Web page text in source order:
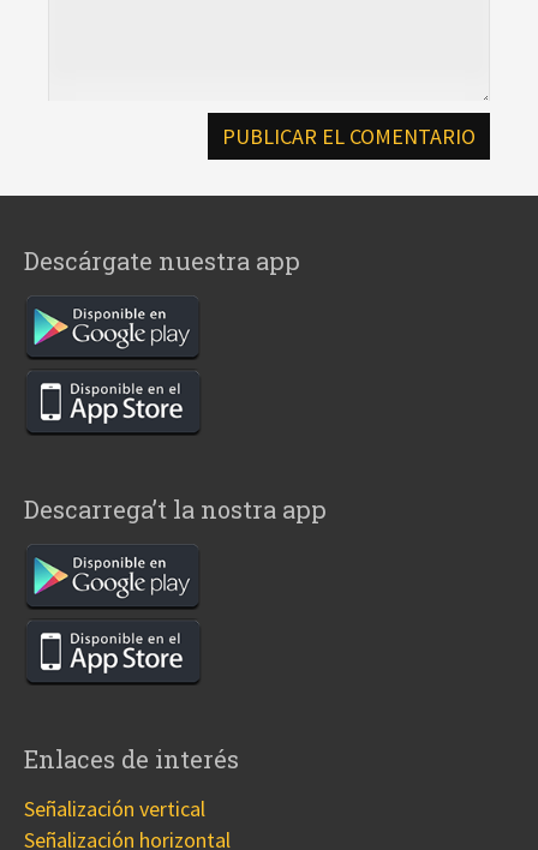
Descárgate nuestra app
Descarrega’t la nostra app
Enlaces de interés
Señalización vertical
Señalización horizontal